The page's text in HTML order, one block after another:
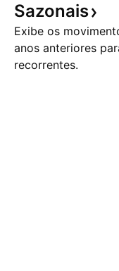
Sazonais
Exibe os
anos anteriores
recorrentes.